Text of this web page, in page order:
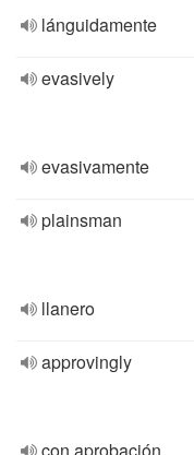
lánguidamente
evasively
evasivamente
plainsman
llanero
approvingly